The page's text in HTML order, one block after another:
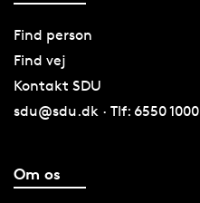
Find person
Find vej
Kontakt SDU
sdu@sdu.dk · Tlf: 6550 1000
Om os